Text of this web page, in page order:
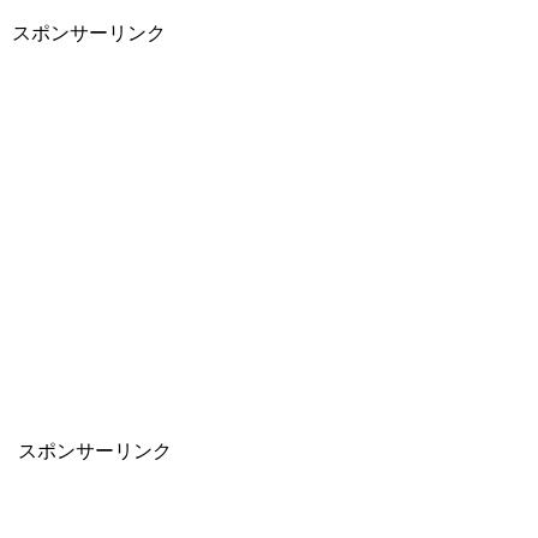
スポンサーリンク
スポンサーリンク